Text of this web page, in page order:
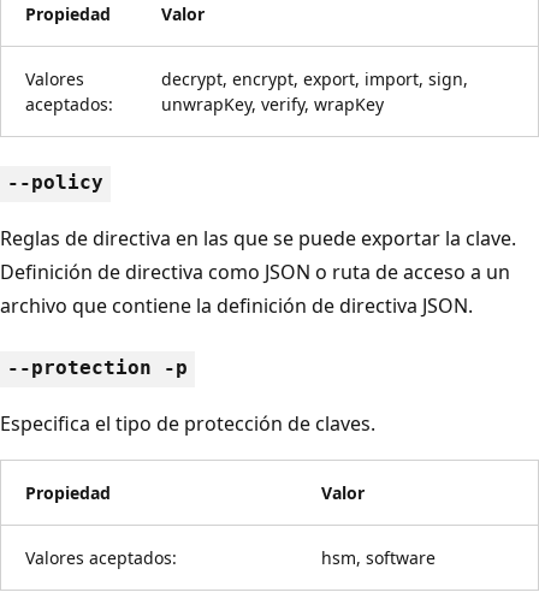
Propiedad Valor
Valores
aceptados:
decrypt, encrypt, export, import, sign,
unwrapKey, verify, wrapKey
--policy
Reglas de directiva en las que se puede exportar la clave.
Definición de directiva como JSON o ruta de acceso a un
archivo que contiene la definición de directiva JSON.
--protection -p
Especifica el tipo de protección de claves.
Propiedad Valor
Valores aceptados: hsm, software